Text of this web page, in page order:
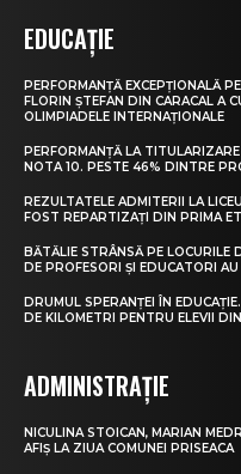
EDUCAȚIE
PERFORMANȚĂ EXCEPȚIONALĂ
FLORIN ȘTEFAN DIN CARACAL A
OLIMPIADELE INTERNAȚIONALE
PERFORMANȚĂ LA
NOTA 10. PESTE 46% DINTRE
REZULTATELE ADMITERII LA
FOST REPARTIZAȚI DIN PRIMA
BĂTĂLIE STRÂNSĂ PE LOCURILE
DE PROFESORI ȘI EDUCATORI
DRUMUL SPERANȚEI ÎN
DE KILOMETRI PENTRU ELEVII
ADMINISTRAȚIE
NICULINA STOICAN, MARIAN
AFIȘ LA ZIUA COMUNEI PRISEACA